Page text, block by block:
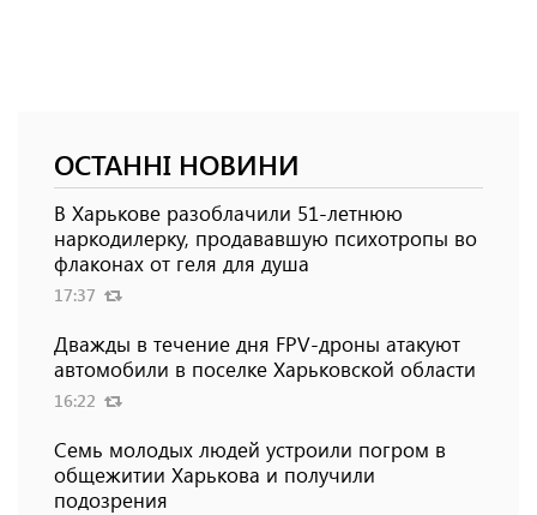
ОСТАННІ НОВИНИ
В Харькове разоблачили 51-летнюю
наркодилерку, продававшую психотропы во
флаконах от геля для душа
17:37
Дважды в течение дня FPV-дроны атакуют
автомобили в поселке Харьковской области
16:22
Семь молодых людей устроили погром в
общежитии Харькова и получили
подозрения